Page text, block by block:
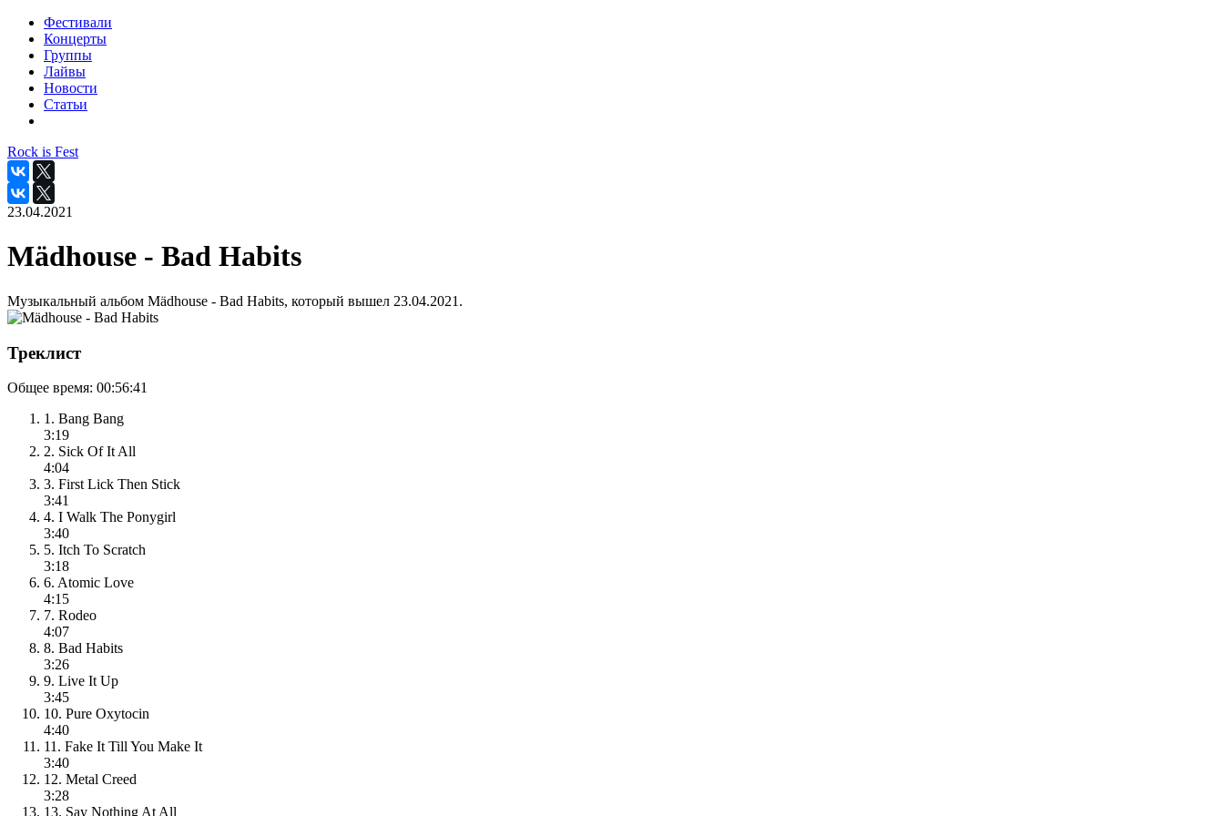
Фестивали
Концерты
Группы
Лайвы
Новости
Статьи
Rock is Fest
23.04.2021
Mädhouse - Bad Habits
Музыкальный альбом Mädhouse - Bad Habits, который вышел 23.04.2021.
Треклист
Общее время: 00:56:41
1. Bang Bang
3:19
2. Sick Of It All
4:04
3. First Lick Then Stick
3:41
4. I Walk The Ponygirl
3:40
5. Itch To Scratch
3:18
6. Atomic Love
4:15
7. Rodeo
4:07
8. Bad Habits
3:26
9. Live It Up
3:45
10. Pure Oxytocin
4:40
11. Fake It Till You Make It
3:40
12. Metal Creed
3:28
13. Say Nothing At All